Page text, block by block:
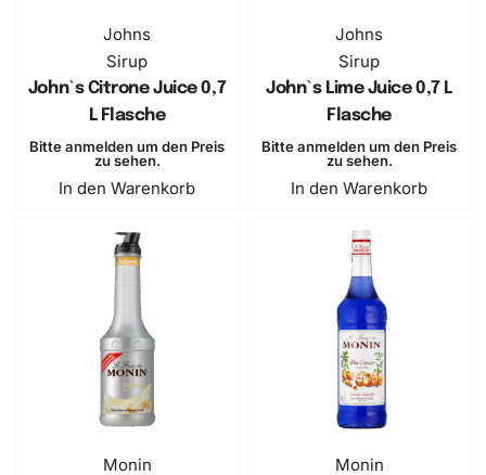
Johns
Sirup
John`s Citrone Juice 0,7
L Flasche
Bitte anmelden um den Preis
zu sehen.
In den Warenkorb
Johns
Sirup
John`s Lime Juice 0,7 L
Flasche
Bitte anmelden um den Preis
zu sehen.
In den Warenkorb
Monin
Monin